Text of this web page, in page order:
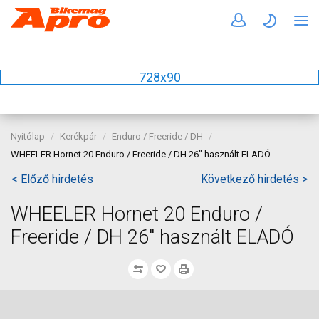
728x90
Nyitólap Kerékpár
Enduro / Freeride / DH
WHEELER Hornet 20 Enduro / Freeride / DH 26" használt ELADÓ
< Előző hirdetés Következő hirdetés >
WHEELER Hornet 20 Enduro /
Freeride / DH 26" használt ELADÓ